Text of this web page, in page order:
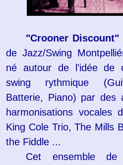
"Crooner Discount"
de Jazz/Swing
né autour de l'idée de
swing rythmique
Batterie, Piano) par des
harmonisations
King Cole Trio, The Mills
the Fiddle ...
Cet ensemble